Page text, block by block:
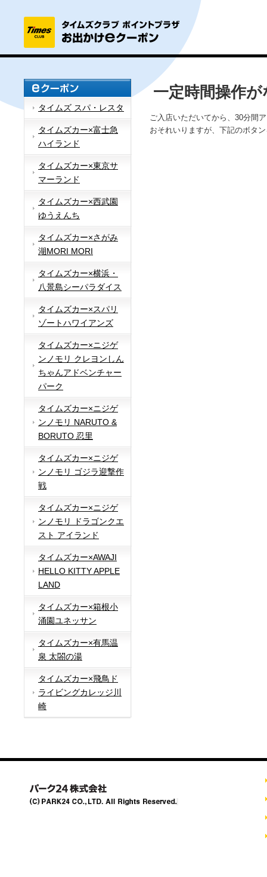
タイムズ スパ・レスタ
タイムズカー×富士急
ハイランド
タイムズカー×東京サ
マーランド
タイムズカー×西武園
ゆうえんち
タイムズカー×さがみ
湖MORI MORI
タイムズカー×横浜・
八景島シーパラダイス
タイムズカー×スパリ
ゾートハワイアンズ
タイムズカー×ニジゲ
ンノモリ クレヨンしん
ちゃんアドベンチャー
パーク
タイムズカー×ニジゲ
ンノモリ NARUTO &
BORUTO 忍里
タイムズカー×ニジゲ
ンノモリ ゴジラ迎撃作
戦
タイムズカー×ニジゲ
ンノモリ ドラゴンクエ
スト アイランド
タイムズカー×AWAJI
HELLO KITTY APPLE
LAND
タイムズカー×箱根小
涌園ユネッサン
タイムズカー×有馬温
泉 太閤の湯
タイムズカー×飛鳥ド
ライビングカレッジ川
崎
一定時間操作
ご入店いただいてから、30分間
おそれいりますが、下記のボタ